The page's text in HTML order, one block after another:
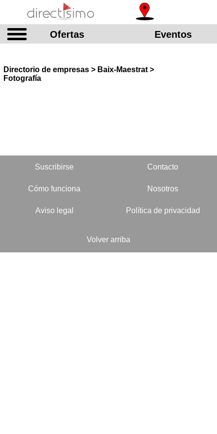
Ofertas Eventos
Directorio de empresas > Baix-Maestrat >
Fotografía
Suscribirse Contacto
Cómo funciona Nosotros
Aviso legal Política de privacidad
Volver arriba